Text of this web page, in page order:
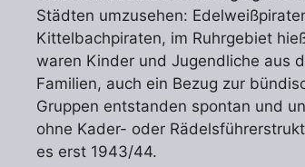
Städten umzusehen:
Kittelbachpiraten, im Ruhrgebiet
waren Kinder und Jugendliche aus
Familien, auch ein Bezug zur
Gruppen entstanden spontan und
ohne Kader- oder
es erst 1943/44.